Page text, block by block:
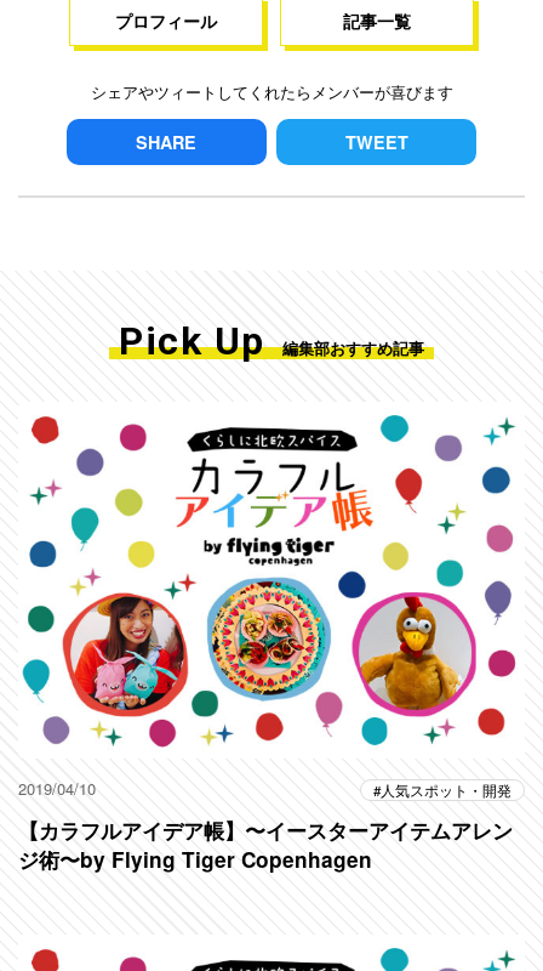
プロフィール 記事一覧
シェアやツィートしてくれたらメンバーが喜びます
SHARE TWEET
Pick Up 編集部おすすめ記事
2019/04/10 人気スポット・開発
【カラフルアイデア帳】〜イースターアイテムアレン
ジ術〜by Flying Tiger Copenhagen